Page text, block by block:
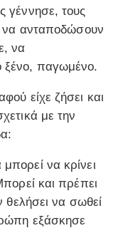
γέννησε, τους
να ανταποδώσουν
να
ξένο, παγωμένο.
είχε ζήσει και
με την
να κρίνει
και πρέπει
θελήσει να σωθεί
εξάσκησε